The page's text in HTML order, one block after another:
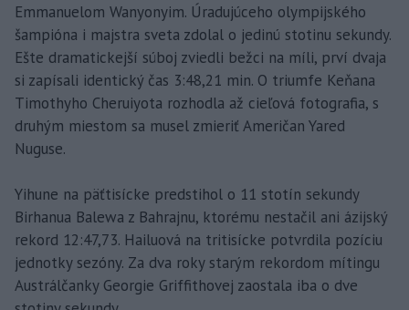
Emmanuelom Wanyonyim. Úradujúceho olympijského
šampióna i majstra sveta zdolal o jedinú stotinu sekundy.
Ešte dramatickejší súboj zviedli bežci na míli, prví dvaja
si zapísali identický čas 3:48,21 min. O triumfe Keňana
Timothyho Cheruiyota rozhodla až cieľová fotografia, s
druhým miestom sa musel zmieriť Američan Yared
Nuguse.
Yihune na päťtisícke predstihol o 11 stotín sekundy
Birhanua Balewa z Bahrajnu, ktorému nestačil ani ázijský
rekord 12:47,73. Hailuová na tritisícke potvrdila pozíciu
jednotky sezóny. Za dva roky starým rekordom mítingu
Austrálčanky Georgie Griffithovej zaostala iba o dve